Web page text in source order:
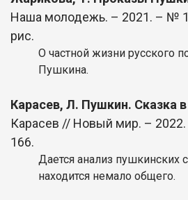
Наша молодежь. – 2021. – №
рис.
О частной жизни русского
Пушкина.
Карасев, Л. Пушкин. Сказка в
Карасев // Новый мир. –
166.
Дается анализ пушкинских
находится немало общего.